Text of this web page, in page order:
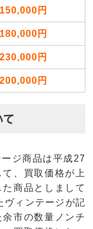
150,000円
180,000円
230,000円
200,000円
ジ商品は平成27
、買取価格が上
商品としまして
ヴィンテージが記
市の数量ノンチ